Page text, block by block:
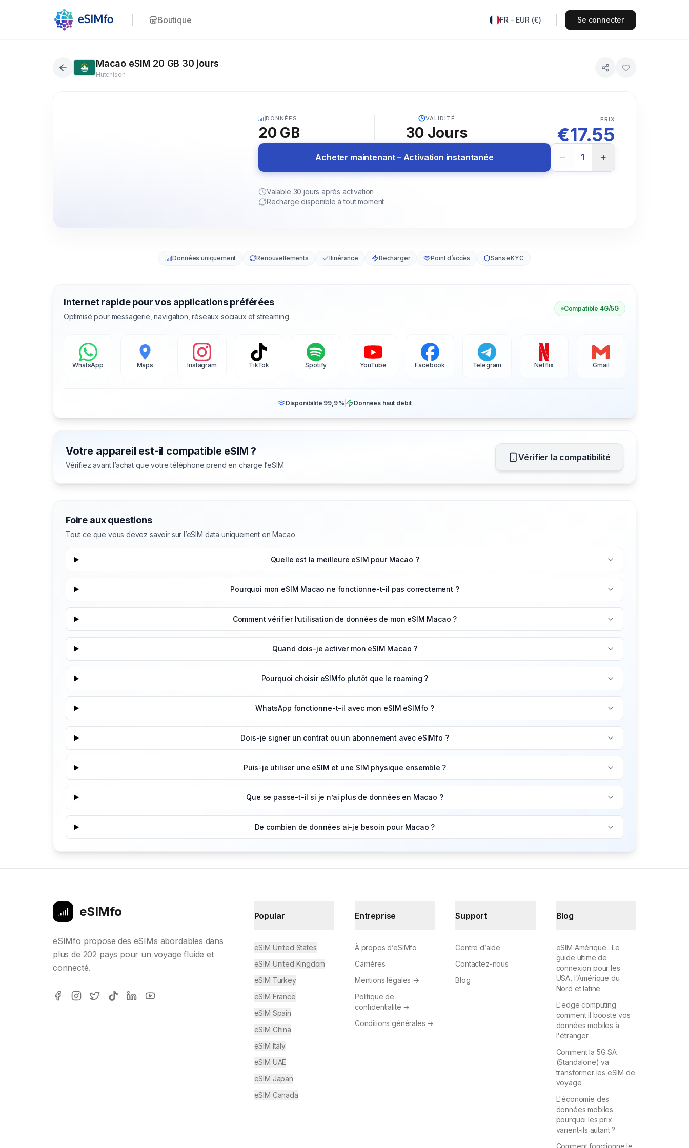
Boutique FR - EUR (€) Se connecter
Macao eSIM 20 GB 30 jours
Hutchison
DONNÉES
20 GB
VALIDITÉ
30 Jours
PRIX
€17.55
Acheter maintenant – Activation instantanée − 1 +
Valable 30 jours après activation
Recharge disponible à tout moment
Données uniquement Renouvellements Itinérance Recharger Point d’accès Sans eKYC
Internet rapide pour vos applications préférées
Optimisé pour messagerie, navigation, réseaux sociaux et streaming
Compatible 4G/5G
WhatsApp Maps Instagram TikTok Spotify YouTube Facebook Telegram Netflix Gmail
Disponibilité 99,9 % Données haut débit
Votre appareil est-il compatible eSIM ?
Vérifiez avant l’achat que votre téléphone prend en charge l’eSIM
Vérifier la compatibilité
Foire aux questions
Tout ce que vous devez savoir sur l’eSIM data uniquement en Macao
Quelle est la meilleure eSIM pour Macao ?
Pourquoi mon eSIM Macao ne fonctionne-t-il pas correctement ?
Comment vérifier l’utilisation de données de mon eSIM Macao ?
Quand dois-je activer mon eSIM Macao ?
Pourquoi choisir eSIMfo plutôt que le roaming ?
WhatsApp fonctionne-t-il avec mon eSIM eSIMfo ?
Dois-je signer un contrat ou un abonnement avec eSIMfo ?
Puis-je utiliser une eSIM et une SIM physique ensemble ?
Que se passe-t-il si je n’ai plus de données en Macao ?
De combien de données ai-je besoin pour Macao ?
eSIMfo
eSIMfo propose des eSIMs abordables dans
plus de 202 pays pour un voyage fluide et
connecté.
Popular
eSIM United States
eSIM United Kingdom
eSIM Turkey
eSIM France
eSIM Spain
eSIM China
eSIM Italy
eSIM UAE
eSIM Japan
eSIM Canada
Entreprise
À propos d’eSIMfo
Carrières
Mentions légales →
Politique de
confidentialité →
Conditions générales →
Support
Centre d’aide
Contactez-nous
Blog
Blog
eSIM Amérique : Le
guide ultime de
connexion pour les
USA, l'Amérique du
Nord et latine
L'edge computing :
comment il booste vos
données mobiles à
l'étranger
Comment la 5G SA
(Standalone) va
transformer les eSIM de
voyage
L'économie des
données mobiles :
pourquoi les prix
varient-ils autant ?
Comment fonctionne le